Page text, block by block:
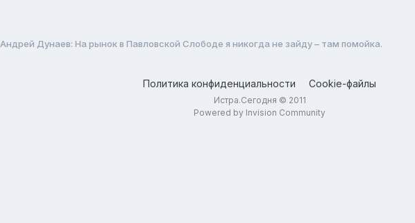
Андрей Дунаев: На рынок в Павловской Слободе я никогда не зайду – там помойка.
Политика конфиденциальности Cookie-файлы
Истра.Сегодня © 2011
Powered by Invision Community